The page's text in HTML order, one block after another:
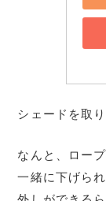
シェードを取
なんと、ロー
一緒に下げら